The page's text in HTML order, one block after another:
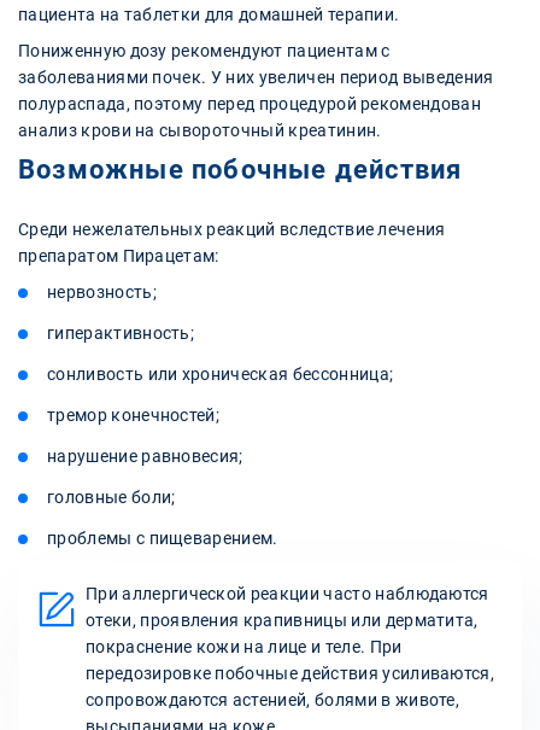
пациента на таблетки для домашней терапии.
Пониженную дозу рекомендуют пациентам с
заболеваниями почек. У них увеличен период выведения
полураспада, поэтому перед процедурой рекомендован
анализ крови на сывороточный креатинин.
Возможные побочные действия
Среди нежелательных реакций вследствие лечения
препаратом Пирацетам:
нервозность;
гиперактивность;
сонливость или хроническая бессонница;
тремор конечностей;
нарушение равновесия;
головные боли;
проблемы с пищеварением.
При аллергической реакции часто наблюдаются
отеки, проявления крапивницы или дерматита,
покраснение кожи на лице и теле. При
передозировке побочные действия усиливаются,
сопровождаются астенией, болями в животе,